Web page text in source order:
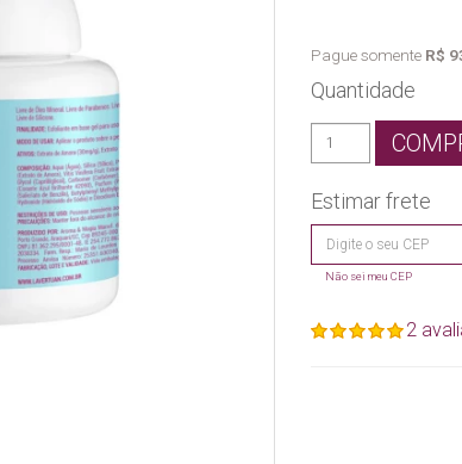
Pague somente R$
Quantidade
Estimar frete
Não sei meu CEP
2